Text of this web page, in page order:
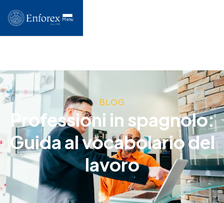
Menu
BLOG
Professioni in spagnolo:
Guida al vocabolario del
lavoro